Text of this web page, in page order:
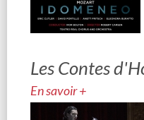
Les Contes
En savoir +